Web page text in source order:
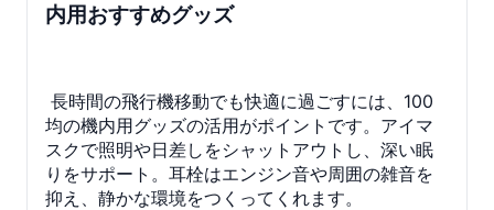
内用おすすめグッズ
長時間の飛行機移動でも快適に過ごすには、100
均の機内用グッズの活用がポイントです。アイマ
スクで照明や日差しをシャットアウトし、深い眠
りをサポート。耳栓はエンジン音や周囲の雑音を
抑え、静かな環境をつくってくれます。